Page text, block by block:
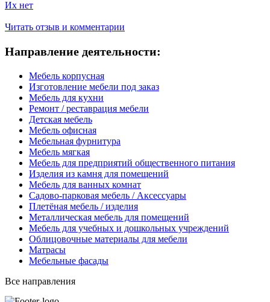
Их нет
Читать отзыв и комментарии
Направление деятельности:
Мебель корпусная
Изготовление мебели под заказ
Мебель для кухни
Ремонт / реставрация мебели
Детская мебель
Мебель офисная
Мебельная фурнитура
Мебель мягкая
Мебель для предприятий общественного питания
Изделия из камня для помещений
Мебель для ванных комнат
Садово-парковая мебель / Аксессуары
Плетёная мебель / изделия
Металлическая мебель для помещений
Мебель для учебных и дошкольных учреждений
Облицовочные материалы для мебели
Матрасы
Мебельные фасады
Все направления